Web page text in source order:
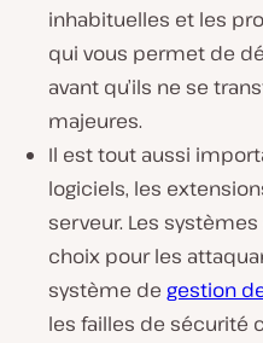
inhabituelles et les
qui vous permet de
avant qu’ils ne se
majeures.
Il est tout aussi
logiciels, les
serveur. Les
choix pour les
système de gestion
les failles de sécurité